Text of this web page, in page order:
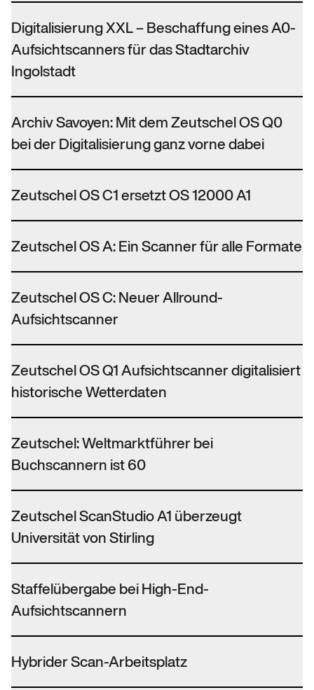
Digitalisierung XXL – Beschaffung eines A0-
Aufsichtscanners für das Stadtarchiv
Ingolstadt
Archiv Savoyen: Mit dem Zeutschel OS Q0
bei der Digitalisierung ganz vorne dabei
Zeutschel OS C1 ersetzt OS 12000 A1
Zeutschel OS A: Ein Scanner für alle Formate
Zeutschel OS C: Neuer Allround-
Aufsichtscanner
Zeutschel OS Q1 Aufsichtscanner digitalisiert
historische Wetterdaten
Zeutschel: Weltmarktführer bei
Buchscannern ist 60
Zeutschel ScanStudio A1 überzeugt
Universität von Stirling
Staffelübergabe bei High-End-
Aufsichtscannern
Hybrider Scan-Arbeitsplatz